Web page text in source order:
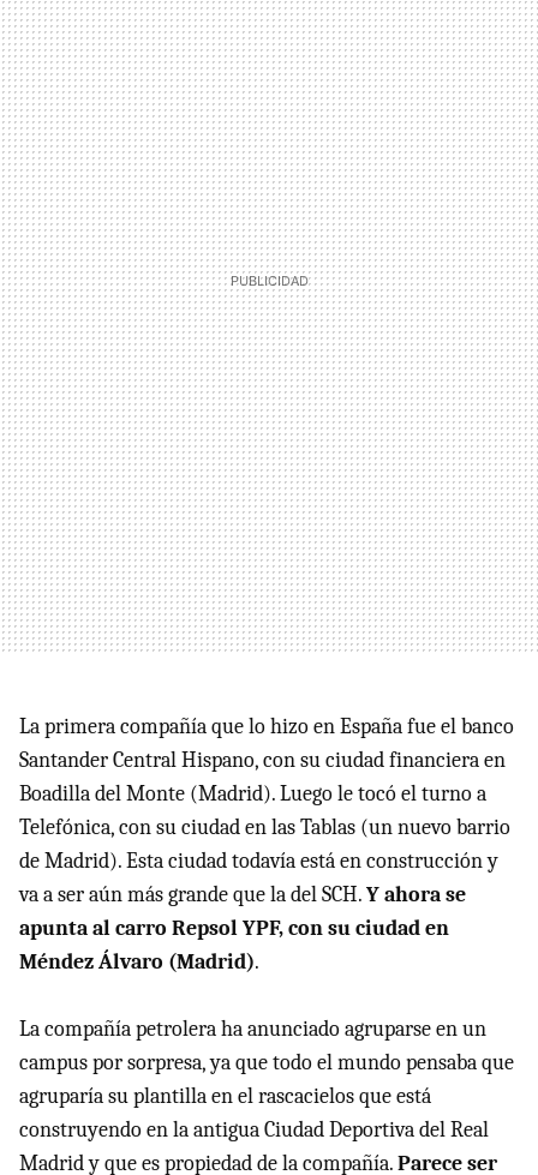
La primera compañía que lo hizo en España fue el banco
Santander Central Hispano, con su ciudad financiera en
Boadilla del Monte (Madrid). Luego le tocó el turno a
Telefónica, con su ciudad en las Tablas (un nuevo barrio
de Madrid). Esta ciudad todavía está en construcción y
va a ser aún más grande que la del SCH.Y ahora se
apunta al carro Repsol YPF, con su ciudad en
Méndez Álvaro (Madrid).
La compañía petrolera ha anunciado agruparse en un
campus por sorpresa, ya que todo el mundo pensaba que
agruparía su plantilla en el rascacielos que está
construyendo en la antigua Ciudad Deportiva del Real
Madrid y que es propiedad de la compañía.Parece ser